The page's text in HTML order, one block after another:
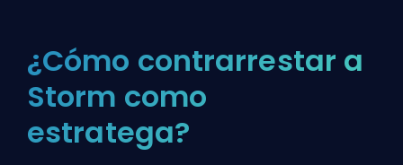
¿Cómo contrarrestar a
Storm como
estratega?